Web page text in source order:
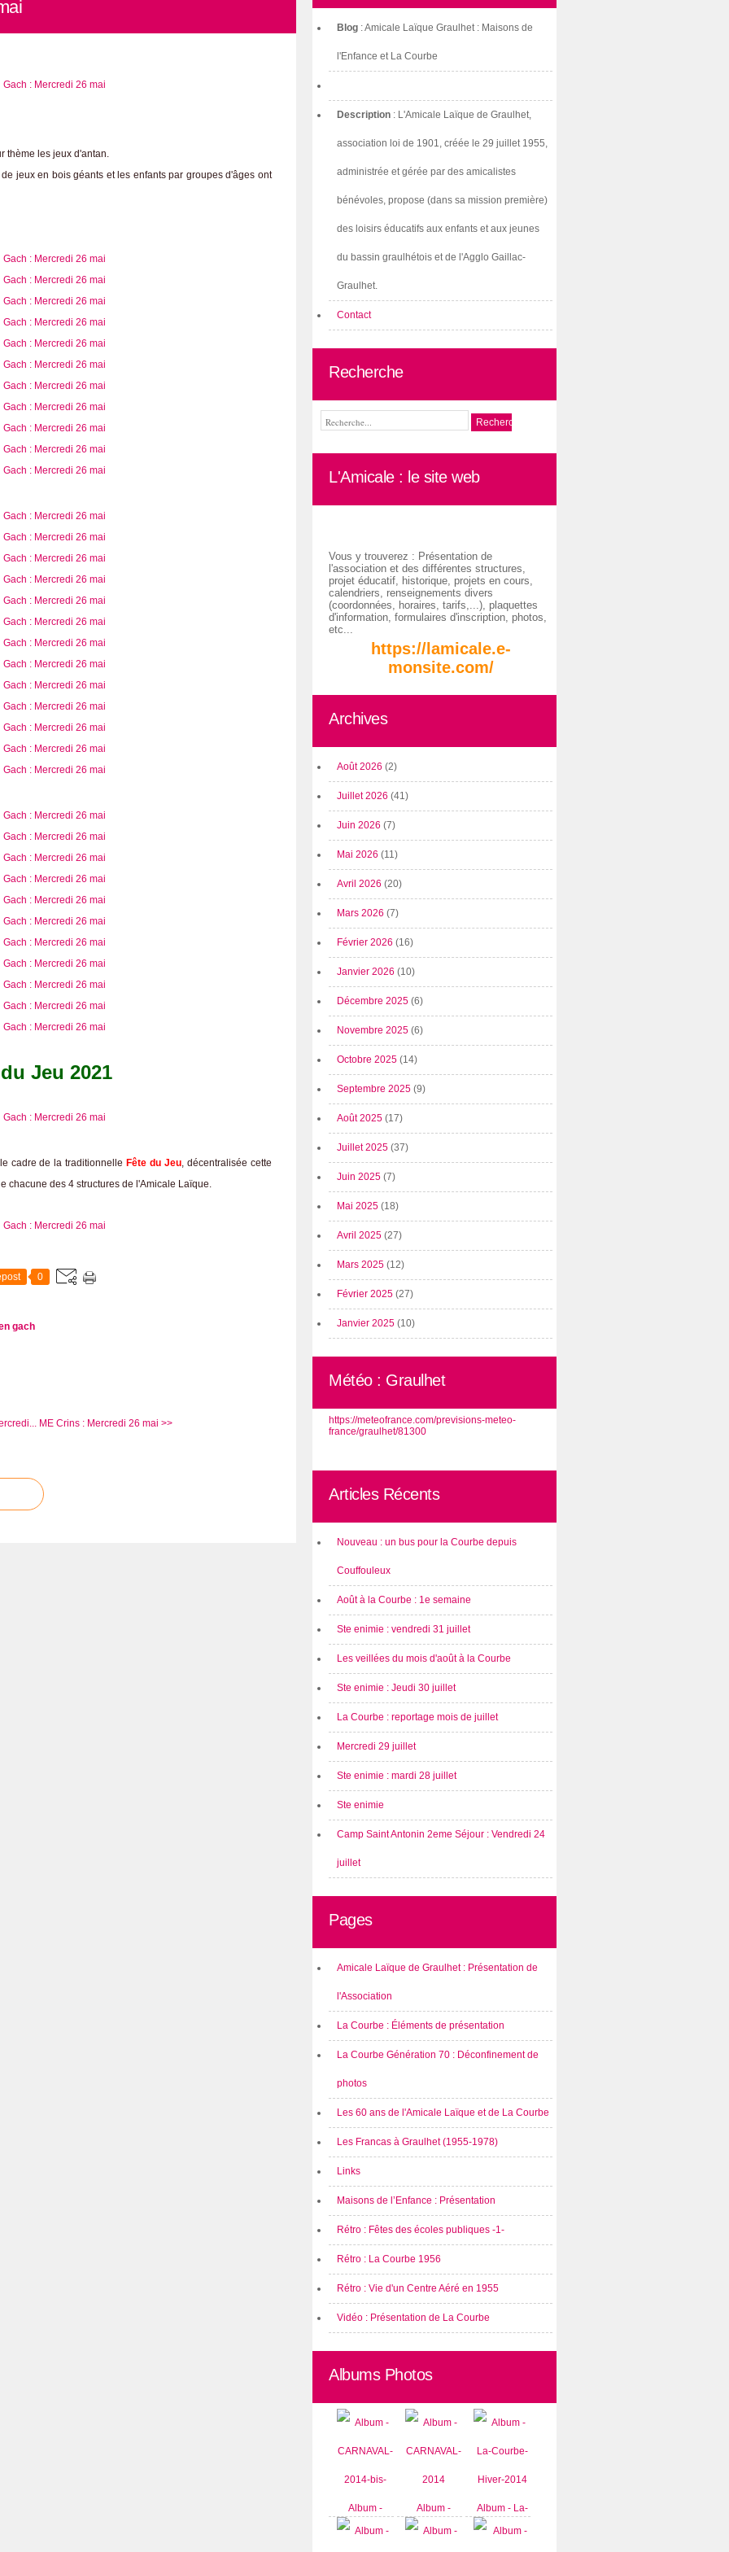
thème les jeux d'antan.
jeux en bois géants et les enfants par groupes d'âges ont
Jeu 2021
cadre de la traditionnelle Fête du Jeu, décentralisée cette
chacune des 4 structures de l'Amicale Laïque.
0
gach
ME Crins : Mercredi 26 mai >>
Blog : Amicale Laïque Graulhet : Maisons de
l'Enfance et La Courbe
Description : L'Amicale Laïque de Graulhet,
association loi de 1901, créée le 29 juillet 1955,
administrée et gérée par des amicalistes
bénévoles, propose (dans sa mission première)
des loisirs éducatifs aux enfants et aux jeunes
du bassin graulhétois et de l'Agglo Gaillac-
Graulhet.
Contact
Recherche
L'Amicale : le site web
Vous y trouverez : Présentation de
l'association et des différentes structures,
projet éducatif, historique, projets en cours,
calendriers, renseignements divers
(coordonnées, horaires, tarifs,...), plaquettes
d'information, formulaires d'inscription, photos,
etc...
https://lamicale.e-
monsite.com/
Archives
Août 2026 (2)
Juillet 2026 (41)
Juin 2026 (7)
Mai 2026 (11)
Avril 2026 (20)
Mars 2026 (7)
Février 2026 (16)
Janvier 2026 (10)
Décembre 2025 (6)
Novembre 2025 (6)
Octobre 2025 (14)
Septembre 2025 (9)
Août 2025 (17)
Juillet 2025 (37)
Juin 2025 (7)
Mai 2025 (18)
Avril 2025 (27)
Mars 2025 (12)
Février 2025 (27)
Janvier 2025 (10)
Météo : Graulhet
https://meteofrance.com/previsions-meteo-
france/graulhet/81300
Articles Récents
Nouveau : un bus pour la Courbe depuis
Couffouleux
Août à la Courbe : 1e semaine
Ste enimie : vendredi 31 juillet
Les veillées du mois d'août à la Courbe
Ste enimie : Jeudi 30 juillet
La Courbe : reportage mois de juillet
Mercredi 29 juillet
Ste enimie : mardi 28 juillet
Ste enimie
Camp Saint Antonin 2eme Séjour : Vendredi 24
juillet
Pages
Amicale Laïque de Graulhet : Présentation de
l'Association
La Courbe : Éléments de présentation
La Courbe Génération 70 : Déconfinement de
photos
Les 60 ans de l'Amicale Laïque et de La Courbe
Les Francas à Graulhet (1955-1978)
Links
Maisons de l’Enfance : Présentation
Rétro : Fêtes des écoles publiques -1-
Rétro : La Courbe 1956
Rétro : Vie d'un Centre Aéré en 1955
Vidéo : Présentation de La Courbe
Albums Photos
Album -
CARNAVAL-
Album -
CARNAVAL-
Album - La-
Courbe-